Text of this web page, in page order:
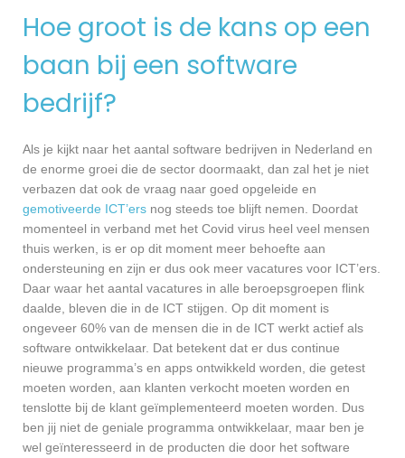
Hoe groot is de kans op een
baan bij een software
bedrijf?
Als je kijkt naar het aantal software bedrijven in Nederland en
de enorme groei die de sector doormaakt, dan zal het je niet
verbazen dat ook de vraag naar goed opgeleide en
gemotiveerde ICT’ers nog steeds toe blijft nemen. Doordat
momenteel in verband met het Covid virus heel veel mensen
thuis werken, is er op dit moment meer behoefte aan
ondersteuning en zijn er dus ook meer vacatures voor ICT’ers.
Daar waar het aantal vacatures in alle beroepsgroepen flink
daalde, bleven die in de ICT stijgen. Op dit moment is
ongeveer 60% van de mensen die in de ICT werkt actief als
software ontwikkelaar. Dat betekent dat er dus continue
nieuwe programma’s en apps ontwikkeld worden, die getest
moeten worden, aan klanten verkocht moeten worden en
tenslotte bij de klant geïmplementeerd moeten worden. Dus
ben jij niet de geniale programma ontwikkelaar, maar ben je
wel geïnteresseerd in de producten die door het software